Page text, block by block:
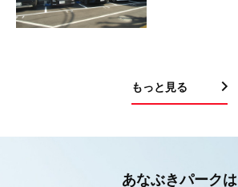
もっと見る
あなぶきパークは